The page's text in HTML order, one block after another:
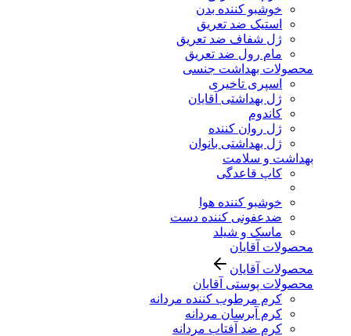
خوشبو کننده بدن
استیک ضد تعریق
ژل شفاف ضد تعریق
مام رول ضد تعریق
محصولات بهداشت جنسی
اسپری تاخیری
ژل بهداشتی آقایان
کاندوم
ژل روان کننده
ژل بهداشتی بانوان
بهداشت و سلامت
کاپ قاعدگی
خوشبو کننده هوا
ضدعفونی کننده دست
ماسک و شیلد
محصولات آقایان
محصولات آقایان
محصولات پوستی آقایان
کرم مرطوب کننده مردانه
کرم آبرسان مردانه
کرم ضد آفتاب مردانه